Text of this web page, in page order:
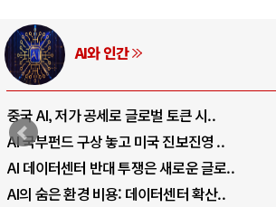
AI와 인간
중국 AI, 저가 공세로 글로벌 토큰 시..
AI 국부펀드 구상 놓고 미국 진보진영 ..
AI 데이터센터 반대 투쟁은 새로운 글로..
AI의 숨은 환경 비용: 데이터센터 확산..